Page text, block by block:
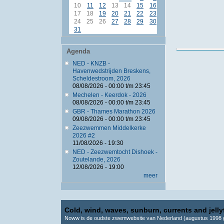
10
11 12 13 14 15
16
17
18 19 20 21 22
23
24
25 26 27 28 29
30
31
Agenda
NED - KNZB -
Havenwedstrijden Breskens,
Scheldestroom, 2026
08/08/2026 - 00:00t/m 23:45
Mechelen - Keerdok - 2026
08/08/2026 - 00:00t/m 23:45
GBR - Thames Marathon 2026
09/08/2026 - 00:00t/m 23:45
Zeezwemmen Middelkerke
2026 #2
11/08/2026 - 19:30
NED - Zeezwemtocht Dishoek -
Zoutelande, 2026
12/08/2026 - 19:00
meer
Cold, wind, waves, sunburn, currents and
Noww is de oudste zwemwebsite van Nederland (augustus 1998